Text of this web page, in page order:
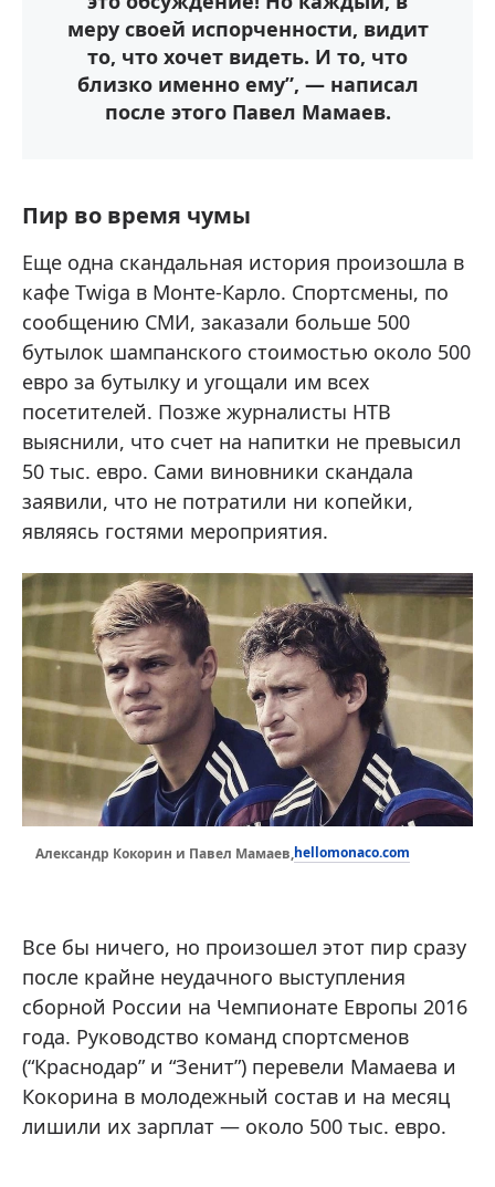
меру своей испорченности, видит
то, что хочет видеть. И то, что
близко именно ему”, — написал
после этого Павел Мамаев.
Пир во время чумы
Еще одна скандальная история произошла в
кафе Twiga в Монте-Карло. Спортсмены, по
сообщению СМИ, заказали больше 500
бутылок шампанского стоимостью около 500
евро за бутылку и угощали им всех
посетителей. Позже журналисты НТВ
выяснили, что счет на напитки не превысил
50 тыс. евро. Сами виновники скандала
заявили, что не потратили ни копейки,
являясь гостями мероприятия.
Александр Кокорин и Павел Мамаев,hellomonaco.com
Все бы ничего, но произошел этот пир сразу
после крайне неудачного выступления
сборной России на Чемпионате Европы 2016
года. Руководство команд спортсменов
(“Краснодар” и “Зенит”) перевели Мамаева и
Кокорина в молодежный состав и на месяц
лишили их зарплат — около 500 тыс. евро.